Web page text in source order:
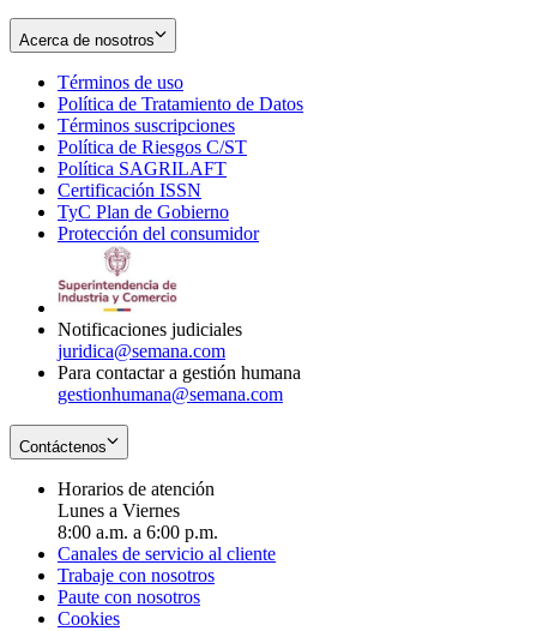
Acerca de nosotros
Términos de uso
in
new
window
Política de Tratamiento de Datos
Términos suscripciones
in
Política de Riesgos C/ST
Política SAGRILAFT
new
window
Certificación ISSN
in
new
TyC Plan de Gobierno
in
Protección del consumidorOpens
Notificaciones judiciales
juridica@semana.com
Para contactar a gestión humana
gestionhumana@semana.com
Contáctenos
Horarios de atención
Lunes a Viernes
8:00 a.m. a 6:00 p.m.
Canales de servicio al cliente
Trabaje con nosotros
Paute con nosotros
Cookies